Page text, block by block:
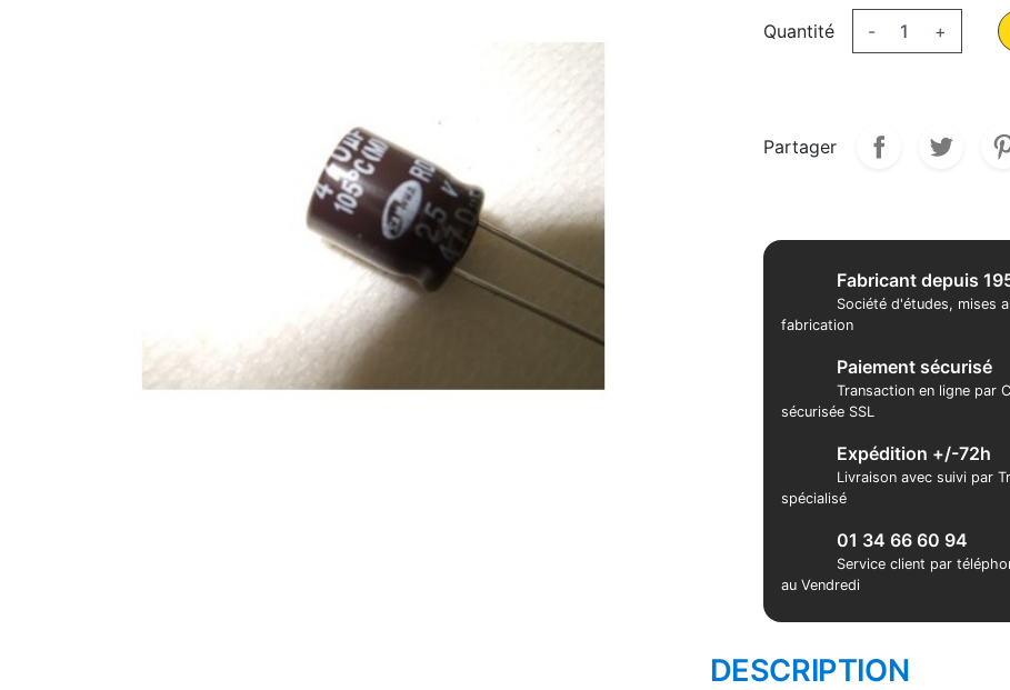
Quantité - +
Partager
Fabricant depuis
Société d'études, mises
fabrication
Paiement sécurisé
Transaction en ligne par
sécurisée SSL
Expédition +/-72h
Livraison avec suivi par
spécialisé
01 34 66 60 94
Service client par
au Vendredi
DESCRIPTION